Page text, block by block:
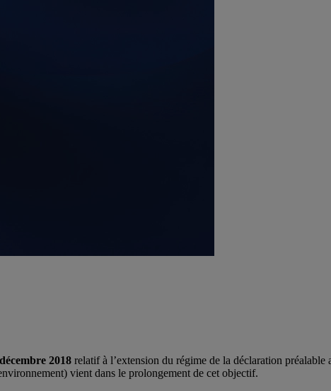
2018 relatif à l’extension du régime de la déclaration
vient dans le prolongement de cet objectif.